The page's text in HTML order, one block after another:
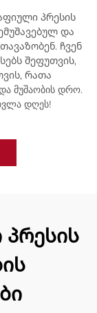
პრესის
და
ჩვენ
შეფუთვის,
რათა
მუშაობის დრო.
დღეს!